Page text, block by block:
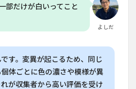
よしだ
部だけが白いってこと
す。変異が起こるため、同じ
体ごとに色の濃さや模様が異
が収集者から高い評価を受け